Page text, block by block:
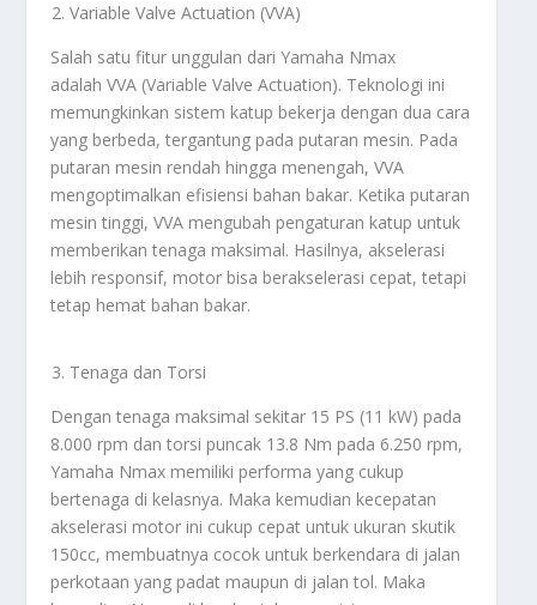
Variable Valve Actuation (VVA)
Salah satu fitur unggulan dari Yamaha Nmax
adalah VVA (Variable Valve Actuation). Teknologi ini
memungkinkan sistem katup bekerja dengan dua cara
yang berbeda, tergantung pada putaran mesin. Pada
putaran mesin rendah hingga menengah, VVA
mengoptimalkan efisiensi bahan bakar. Ketika putaran
mesin tinggi, VVA mengubah pengaturan katup untuk
memberikan tenaga maksimal. Hasilnya, akselerasi
lebih responsif, motor bisa berakselerasi cepat, tetapi
tetap hemat bahan bakar.
Tenaga dan Torsi
Dengan tenaga maksimal sekitar 15 PS (11 kW) pada
8.000 rpm dan torsi puncak 13.8 Nm pada 6.250 rpm,
Yamaha Nmax memiliki performa yang cukup
bertenaga di kelasnya. Maka kemudian kecepatan
akselerasi motor ini cukup cepat untuk ukuran skutik
150cc, membuatnya cocok untuk berkendara di jalan
perkotaan yang padat maupun di jalan tol. Maka